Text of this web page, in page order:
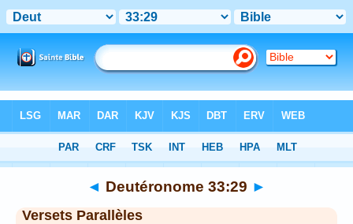
>Chapitre 33 > Verset 29
◄ Deutéronome 33:29 ►
Versets Parallèles